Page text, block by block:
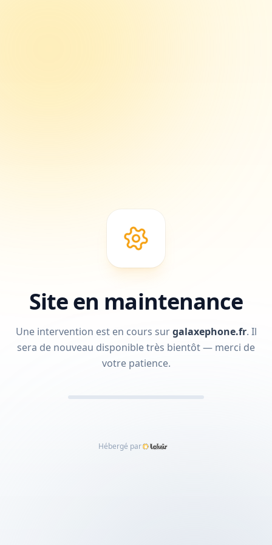
Site en maintenance
Une intervention est en cours surgalaxephone.fr. Il
sera de nouveau disponible très bientôt — merci de
votre patience.
Hébergé par